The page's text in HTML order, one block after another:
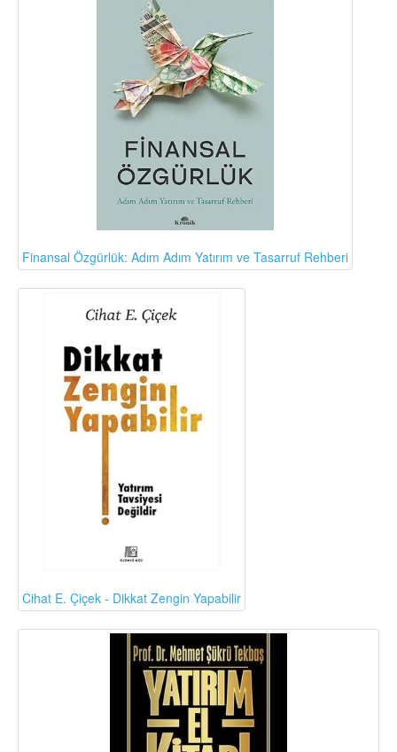
Finansal Özgürlük: Adım Adım Yatırım ve Tasarruf Rehberi
Cihat E. Çiçek - Dikkat Zengin Yapabilir